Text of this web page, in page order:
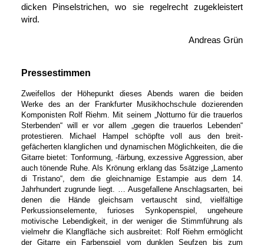
dicken Pinsel­strichen, wo sie regel­recht zu­gekleistert
wird.
Andreas Grün
Pressestimmen
Zweifellos der Höhepunkt dieses Abends waren die beiden
Werke des an der Frankfurter Musik­hochschule dozierenden
Kom­ponisten Rolf Riehm. Mit seinem „Notturno für die trauerlos
Sterbenden“ will er vor allem „gegen die trauerlos Lebenden“
protestieren. Michael Hampel schöpfte voll aus den breit­
gefächerten klanglichen und dynamischen Möglichkeiten, die die
Gitarre bietet: Tonformung, -färbung, exzessive Aggression, aber
auch tönende Ruhe. Als Krönung erklang das 5sätzige „Lamento
di Tristano“, dem die gleich­namige Estampie aus dem 14.
Jahrhundert zugrunde liegt. … Ausgefallene An­schlags­arten, bei
denen die Hände gleichsam ver­tauscht sind, viel­fältige
Perkussions­elemente, furioses Synkopen­spiel, un­geheure
motivische Lebendig­keit, in der weniger die Stimm­führung als
vielmehr die Klang­fläche sich ausbreitet: Rolf Riehm ermöglicht
der Gitarre ein Farben­spiel vom dunklen Seufzen bis zum